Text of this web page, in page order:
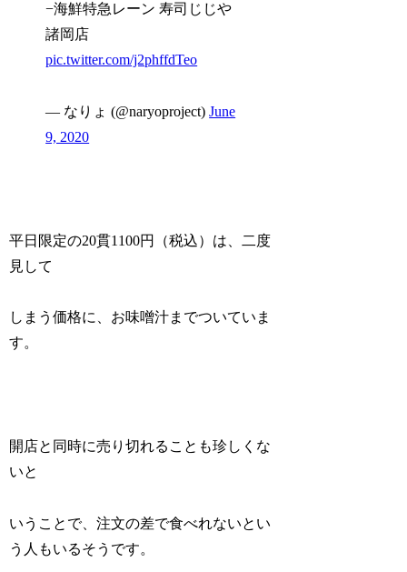
−海鮮特急レーン 寿司じじや
諸岡店
pic.twitter.com/j2phffdTeo
— なりょ (@naryoproject)June
9, 2020
平日限定の20貫1100円（税込）は、二度
見して
しまう価格に、お味噌汁までついていま
す。
開店と同時に売り切れることも珍しくな
いと
いうことで、注文の差で食べれないとい
う人もいるそうです。